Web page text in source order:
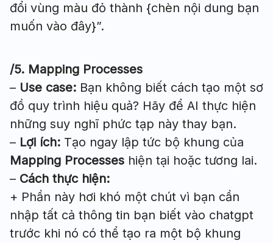
đổi vùng màu đỏ thành {chèn nội dung bạn
muốn vào đây}”.
/5. Mapping Processes
– Use case: Bạn không biết cách tạo một sơ
đồ quy trình hiệu quả? Hãy để AI thực hiện
những suy nghĩ phức tạp này thay bạn.
– Lợi ích: Tạo ngay lập tức bộ khung của
Mapping Processes hiện tại hoặc tương lai.
– Cách thực hiện:
+ Phần này hơi khó một chút vì bạn cần
nhập tất cả thông tin bạn biết vào chatgpt
trước khi nó có thể tạo ra một bộ khung